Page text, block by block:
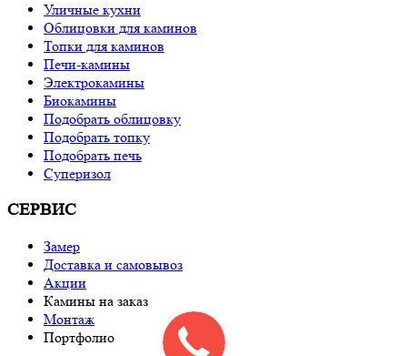
Уличные кухни
Облицовки для каминов
Топки для каминов
Печи-камины
Электрокамины
Биокамины
Подобрать облицовку
Подобрать топку
Подобрать печь
Суперизол
СЕРВИС
Замер
Доставка и самовывоз
Акции
Камины на заказ
Монтаж
Портфолио